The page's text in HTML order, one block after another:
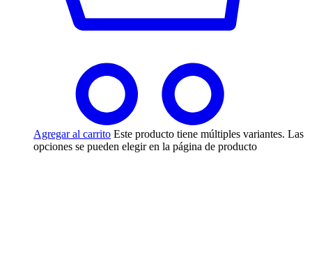
Agregar al carrito Este producto tiene múltiples variantes. Las
opciones se pueden elegir en la página de producto